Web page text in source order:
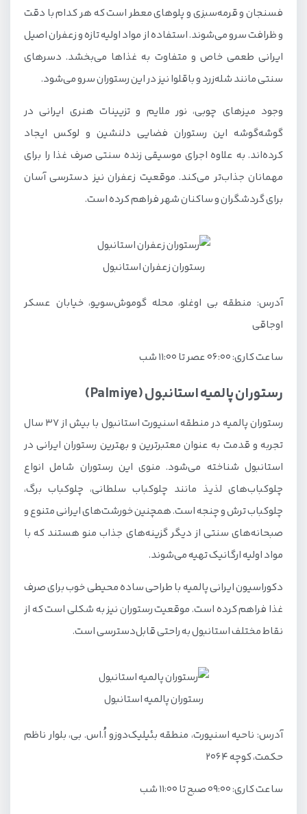
فسنجان و قرمه‌سبزی و پلوهای معطر است که هر کدام با دقت
و ظرافت سرو می‌شوند. استفاده از مواد اولیه تازه و زعفران اصیل
ایرانی طعمی خاص و متفاوت به غذاها می‌بخشد. دسرهای
سنتی مانند شله‌زرد و باقلوا نیز در این رستوران سرو می‌شود.
وجود میزهای چوبی، نور ملایم و تزیینات هنری ایرانی در
گوشه‌گوشه این رستوران فضایی دلنشین و لوکس ایجاد
کرده‌اند. به علاوه اجرای موسیقی زنده سنتی صرف غذا را برای
مهمانان جذاب‌تر می‌کند. موقعیت زعفران نیز دسترسی آسان
برای گردشگران و ساکنان شهر فراهم کرده است.
رستوران زعفران استانبول
آدرس: منطقه بی اوغلو، محله گوموش‌سویو، خیابان عسکر
اوجاقی
ساعت کاری: ۰۶:۰۰ عصر تا ۱۱:۰۰ شب
رستوران پالمیه استانبول (Palmiye)
رستوران پالمیه در منطقه اسنیورت استانبول با بیش از ۳۷ سال
تجربه و قدمت به عنوان معتبرترین و بهترین رستوران ایرانی در
استانبول شناخته می‌شود. منوی این رستوران شامل انواع
چلوکباب‌های لذیذ مانند چلوکباب سلطانی، چلوکباب برگ،
چلوکباب ترش و چنجه است. همچنین خورشت‌های ایرانی متنوع و
صبحانه‌های سنتی از دیگر گزینه‌های جذاب منو هستند که با
مواد اولیه ارگانیک تهیه می‌شوند.
دکوراسیون ایرانی پالمیه با طراحی ساده محیطی خوب برای صرف
غذا فراهم کرده است. موقعیت رستوران نیز به شکلی است که از
نقاط مختلف استانبول به راحتی قابل‌دسترسی است.
رستوران پالمیه استانبول
آدرس: ناحیه اسنیورت، منطقه بئیلیک‌دوزو اُ.اس. بی، بلوار ناظم
حکمت، کوچه ۲۰۶۴
ساعت کاری: ۰۹:۰۰ صبح تا ۱۱:۰۰ شب